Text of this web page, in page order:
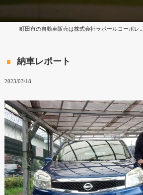
町田市の自動車販売は株式会社ラポールコーポレーション
納車レポート
2023/03/18